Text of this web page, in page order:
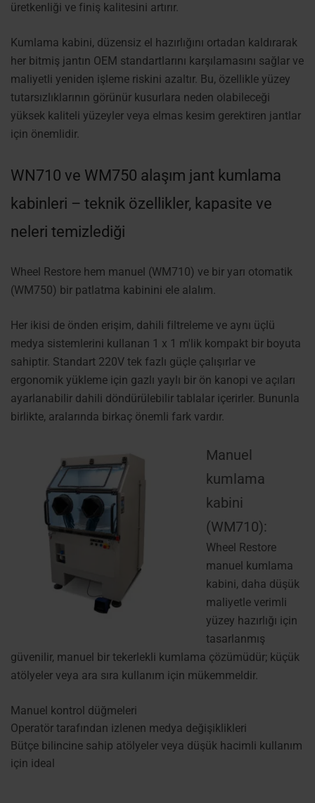
üretkenliği ve finiş kalitesini artırır.
Kumlama kabini, düzensiz el hazırlığını ortadan kaldırarak
her bitmiş jantın OEM standartlarını karşılamasını sağlar ve
maliyetli yeniden işleme riskini azaltır. Bu, özellikle yüzey
tutarsızlıklarının görünür kusurlara neden olabileceği
yüksek kaliteli yüzeyler veya elmas kesim gerektiren jantlar
için önemlidir.
WN710 ve WM750 alaşım jant kumlama
kabinleri – teknik özellikler, kapasite ve
neleri temizlediği
Wheel Restore hem manuel (WM710) ve bir yarı otomatik
(WM750) bir patlatma kabinini ele alalım.
Her ikisi de önden erişim, dahili filtreleme ve aynı üçlü
medya sistemlerini kullanan 1 x 1 m'lik kompakt bir boyuta
sahiptir. Standart 220V tek fazlı güçle çalışırlar ve
ergonomik yükleme için gazlı yaylı bir ön kanopi ve açıları
ayarlanabilir dahili döndürülebilir tablalar içerirler. Bununla
birlikte, aralarında birkaç önemli fark vardır.
Manuel
kumlama
kabini
(WM710):
Wheel Restore
manuel kumlama
kabini, daha düşük
maliyetle verimli
yüzey hazırlığı için
tasarlanmış
güvenilir, manuel bir tekerlekli kumlama çözümüdür; küçük
atölyeler veya ara sıra kullanım için mükemmeldir.
Manuel kontrol düğmeleri
Operatör tarafından izlenen medya değişiklikleri
Bütçe bilincine sahip atölyeler veya düşük hacimli kullanım
için ideal